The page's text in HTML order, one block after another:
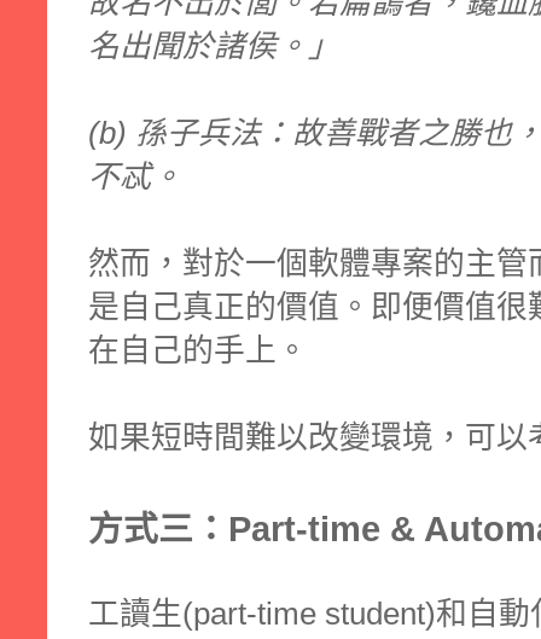
名出聞於諸侯。」
(b) 孫子兵法：故善戰者之勝也
不忒。
然而，對於一個軟體專案的主
是自己真正的價值。即便價值
在自己的手上。
如果短時間難以改變環境，可以
方式三：Part-time &
工讀生(part-time student)和自